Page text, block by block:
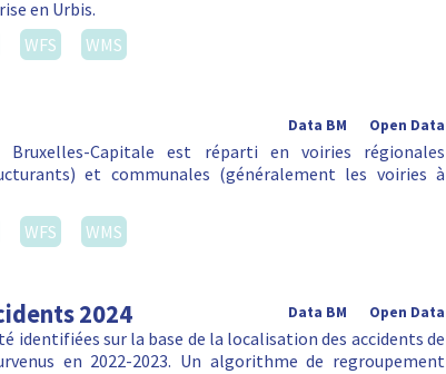
en Urbis.
WFS WMS
Open Data
Data BM
Capitale est réparti en voiries régionales
et communales (généralement les voiries à
WFS WMS
2024 Open Data
Data BM
identifiées sur la base de la localisation des accidents de
en 2022-2023. Un algorithme de regroupement